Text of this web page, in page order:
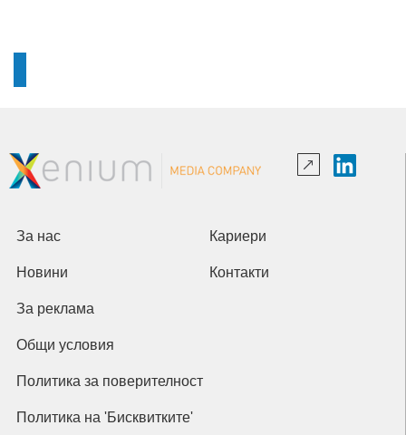
За нас Кариери
Новини Контакти
За реклама
Общи условия
Политика за поверителност
Политика на 'Бисквитките'